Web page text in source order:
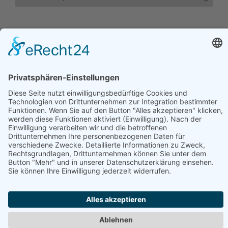
Ortsverzeichnisse in unseren Portalen:
Ortsverzeichnis Deutschland
Ortsverzeichnis Bayern
Ortsverzeichnis Nordrhein-Westfalen
Ortsverzeichnis Sachsen
Ortsverzeichnis Thüringen
Werben in diesem Portal •Kontakt / Impressum•
Datenschutzerklärung•Cookie-Einstellungen